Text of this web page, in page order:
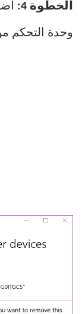
الخطوة 4:
وحدة التحكم